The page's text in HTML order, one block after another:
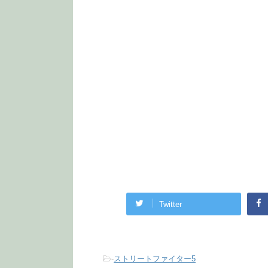
Twitter
-ストリートファイター5